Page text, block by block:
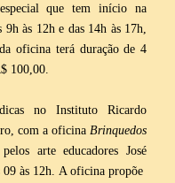
que tem início na
às 12h e das 14h às 17h,
oficina terá duração de 4
100,00.
no Instituto Ricardo
com a oficina Brinquedos
arte educadores José
09 às 12h. A oficina propõe